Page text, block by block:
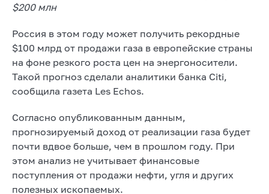
$200 млн
Россия в этом году может получить рекордные
$100 млрд от продажи газа в европейские страны
на фоне резкого роста цен на энергоносители.
Такой прогноз сделали аналитики банка Citi,
сообщила газета Les Echos.
Согласно опубликованным данным,
прогнозируемый доход от реализации газа будет
почти вдвое больше, чем в прошлом году. При
этом анализ не учитывает финансовые
поступления от продажи нефти, угля и других
полезных ископаемых.